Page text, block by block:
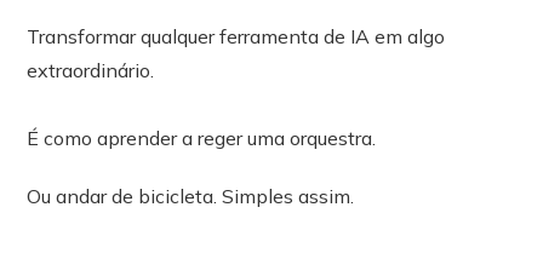
Transformar qualquer ferramenta de IA em algo
extraordinário.
É como aprender a reger uma orquestra.
Ou andar de bicicleta. Simples assim.